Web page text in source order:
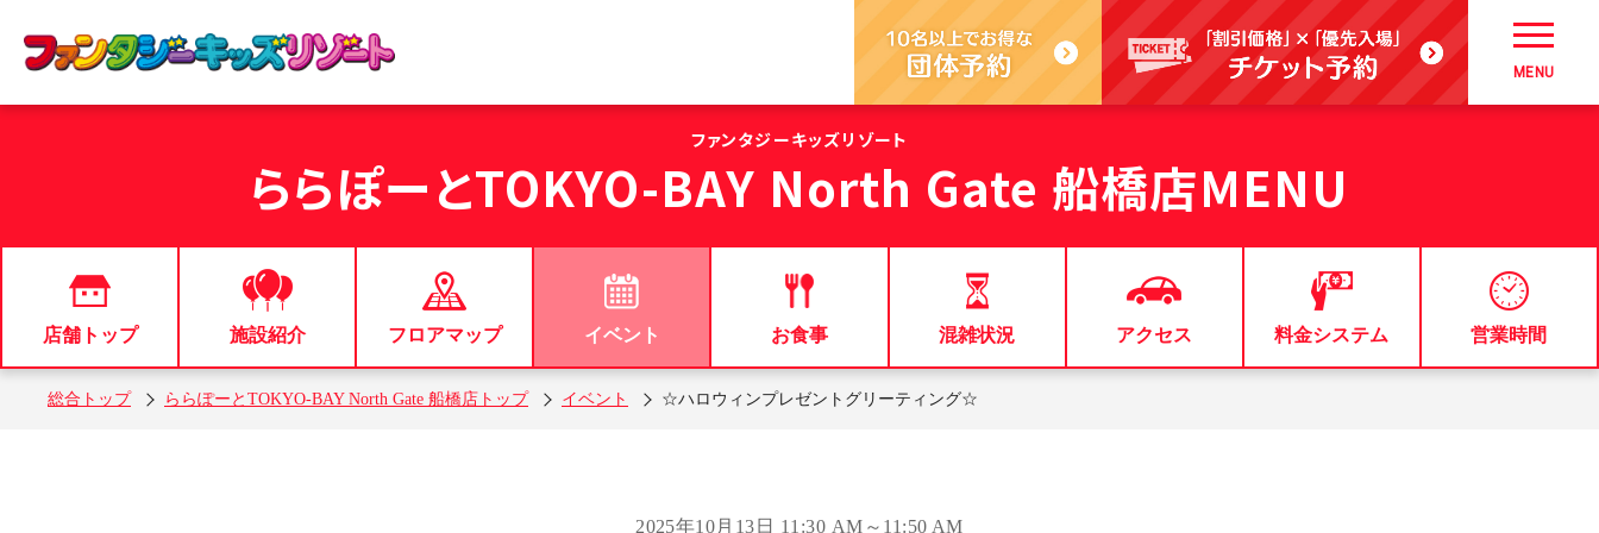
MENU
ファンタジーキッズリゾート
ららぽーとTOKYO-BAY North Gate 船橋店MENU
店舗トップ 施設紹介 フロアマップ イベント お食事 混雑状況 アクセス 料金システム 営業時間
総合トップ ららぽーとTOKYO-BAY North Gate 船橋店トップ イベント ☆ハロウィンプレゼントグリーティング☆
2025年10月13日 11:30 AM～11:50 AM